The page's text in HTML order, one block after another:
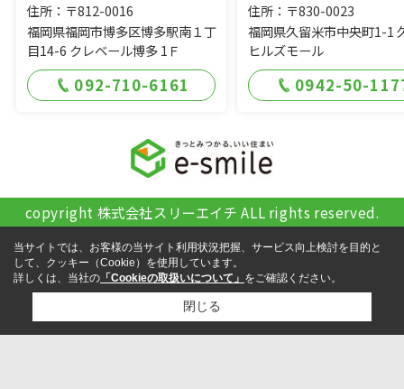
住所：〒812-0016
福岡県福岡市博多区博多駅南１丁
目14-6 クレベール博多 1Ｆ
092-710-6161
住所：〒830-0023
福岡県久留米市中央町1-1
ヒルズモール
0942-50-
copyright 株式会社スリーエイチ ALL rights reserved.
当サイトでは、お客様の当サイト利用状況把握、サービス向上検討を目的と
して、クッキー（Cookie）を使用しています。
詳しくは、当社の 「Cookieの取扱いについて」 をご確認ください。
閉じる